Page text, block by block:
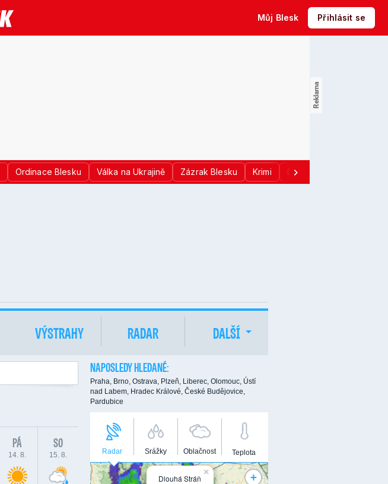
Můj Blesk Přihlásit se
Ordinace Blesku Válka na Ukrajině Zázrak Blesku Krimi Donald Trump
VÝSTRAHY RADAR DALŠÍ
PÁ
14. 8.
SO
15. 8.
NAPOSLEDY HLEDANÉ:
Praha, Brno, Ostrava, Plzeň, Liberec, Olomouc, Ústí
nad Labem, Hradec Králové, České Budějovice,
Pardubice
Radar Srážky Oblačnost Teplota
×
Dlouhá Stráň +